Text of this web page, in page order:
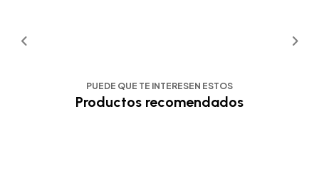
PUEDE QUE TE INTERESEN ESTOS
Productos recomendados